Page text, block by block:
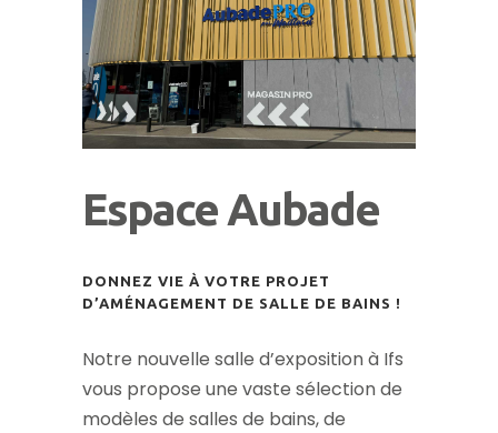
Espace Aubade
DONNEZ VIE À VOTRE PROJET
D’AMÉNAGEMENT DE SALLE DE BAINS !
Notre nouvelle salle d’exposition à Ifs
vous propose une vaste sélection de
modèles de salles de bains, de